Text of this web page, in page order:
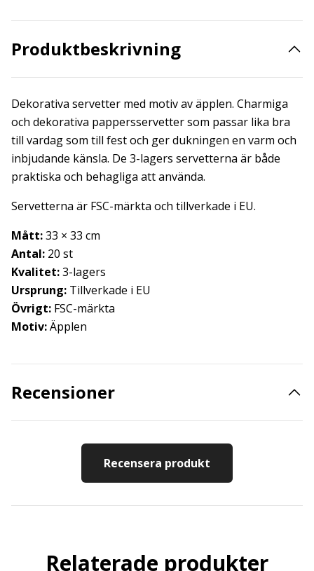
Produktbeskrivning
Dekorativa servetter med motiv av äpplen. Charmiga
och dekorativa pappersservetter som passar lika bra
till vardag som till fest och ger dukningen en varm och
inbjudande känsla. De 3-lagers servetterna är både
praktiska och behagliga att använda.
Servetterna är FSC-märkta och tillverkade i EU.
Mått:33 × 33 cm
Antal: 20 st
Kvalitet:3-lagers
Ursprung: Tillverkade i EU
Övrigt: FSC-märkta
Motiv:Äpplen
Recensioner
Recensera produkt
Relaterade produkter